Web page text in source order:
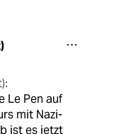
Le Pen auf
mit Nazi-
ist es jetzt